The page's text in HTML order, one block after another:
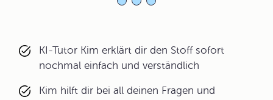
KI-Tutor Kim erklärt dir den Stoff sofort
nochmal einfach und verständlich
Kim hilft dir bei all deinen Fragen und